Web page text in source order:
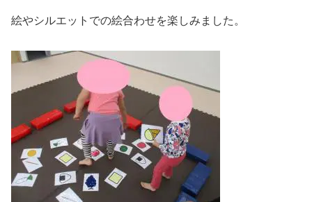
絵やシルエットでの絵合わせを楽しみました。